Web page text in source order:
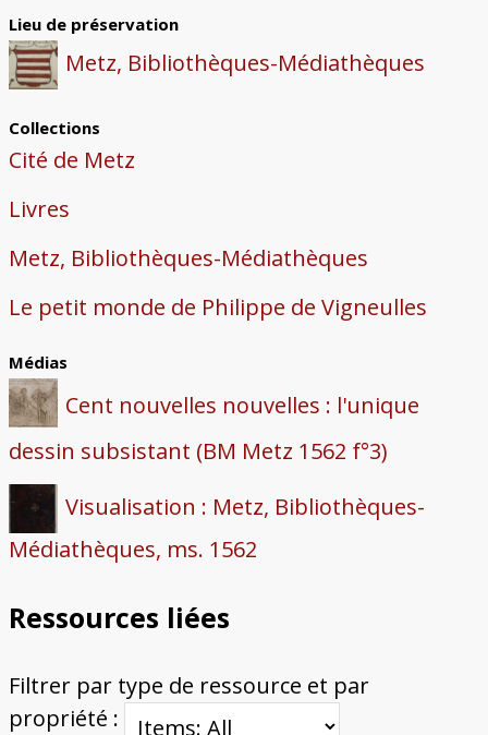
Lieu de préservation
Metz, Bibliothèques-Médiathèques
Collections
Cité de Metz
Livres
Metz, Bibliothèques-Médiathèques
Le petit monde de Philippe de Vigneulles
Médias
Cent nouvelles nouvelles : l'unique
dessin subsistant (BM Metz 1562 f°3)
Visualisation : Metz, Bibliothèques-
Médiathèques, ms. 1562
Ressources liées
Filtrer par type de ressource et par
propriété :